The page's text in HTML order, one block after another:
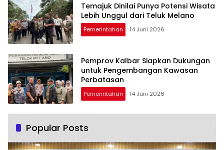
Temajuk Dinilai Punya Potensi Wisata
Lebih Unggul dari Teluk Melano
Pemerintahan 14 Juni 2026
Pemprov Kalbar Siapkan Dukungan
untuk Pengembangan Kawasan
Perbatasan
Pemerintahan 14 Juni 2026
Popular Posts